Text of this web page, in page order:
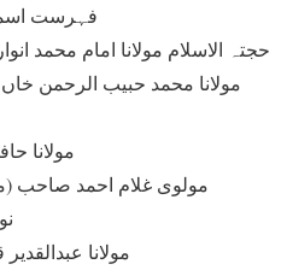
فہرست
حجتہ الاسلام مولانا امام محمد
مولانا محمد حبیب الرحمن
مولانا
مولوی غلام احمد صاحب
مولانا